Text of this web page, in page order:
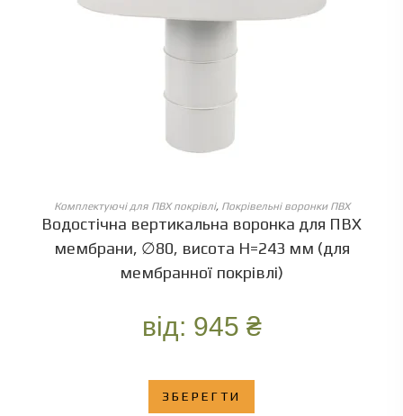
ОБЕРІТЬ ОПЦІЇ
Комплектуючі для ПВХ покрівлі, Покрівельні воронки ПВХ
Водостічна вертикальна воронка для ПВХ
мембрани, ∅80, висота Н=243 мм (для
мембранної покрівлі)
від: 945 ₴
ЗБЕРЕГТИ